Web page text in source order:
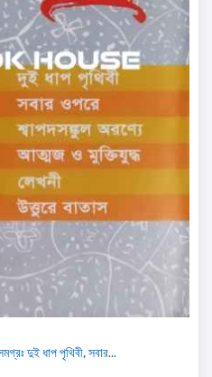
দুই ধাপ পৃথিবী, সবার...